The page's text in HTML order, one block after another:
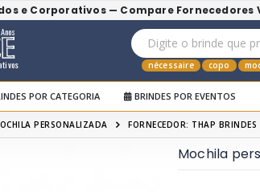
e Corporativos — Compare Fornecedores
nécessaire copo
POR CATEGORIA BRINDES POR EVENTOS
PERSONALIZADA FORNECEDOR: THAP BRINDES
Mochila